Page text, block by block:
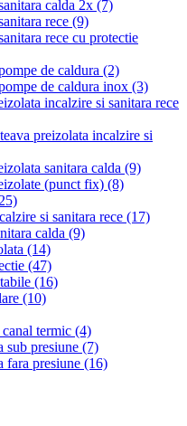
calda 2x (7)
rece (9)
rece cu protectie
de caldura (2)
de caldura inox (3)
incalzire si sanitara rece
preizolata incalzire si
sanitara calda (9)
(punct fix) (8)
si sanitara rece (17)
calda (9)
(14)
(47)
(16)
(10)
termic (4)
sub presiune (7)
fara presiune (16)